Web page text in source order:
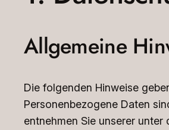
Allgemeine
Die folgenden Hinweise
Personenbezogene Daten
entnehmen Sie unserer